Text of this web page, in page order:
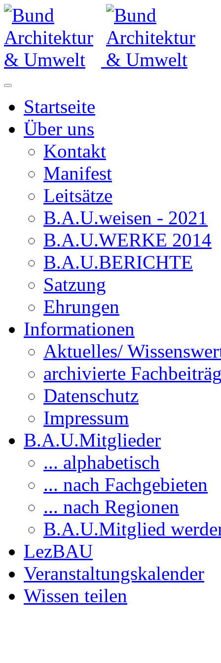
Startseite
Über uns
Kontakt
Manifest
Leitsätze
B.A.U.weisen - 2021
B.A.U.WERKE 2014
B.A.U.BERICHTE
Satzung
Ehrungen
Informationen
Aktuelles/
archivierte
Datenschutz
Impressum
B.A.U.Mitglieder
... alphabetisch
... nach Fachgebieten
... nach Regionen
B.A.U.Mitglied
LezBAU
Veranstaltungskalender
Wissen teilen